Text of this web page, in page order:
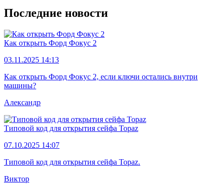
Последние новости
Как открыть Форд Фокус 2
03.11.2025 14:13
Как открыть Форд Фокус 2, если ключи остались внутри
машины?
Александр
Типовой код для открытия сейфа Topaz
07.10.2025 14:07
Типовой код для открытия сейфа Topaz.
Виктор